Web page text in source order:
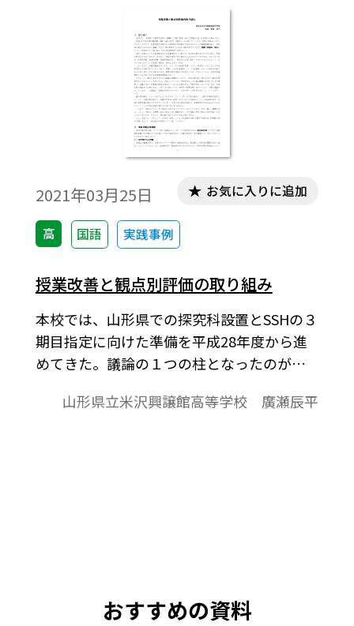
2021年03月25日
高 国語 実践事例
お気に入りに追加
授業改善と観点別評価の取り組み
本校では、山形県での探究科設置とSSHの３
期目指定に向けた準備を平成28年度から進
めてきた。議論の１つの柱となったのが
で、定期考査の点数のみで５段階評定を行
山形県立米沢興譲館高等学校 廣瀬辰平
おすすめの資料